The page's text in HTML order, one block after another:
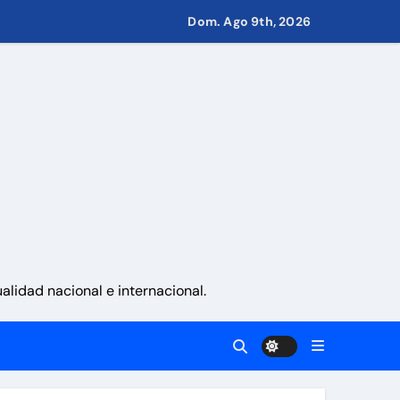
las restricciones
Dom. Ago 9th, 2026
nacional e internacional.